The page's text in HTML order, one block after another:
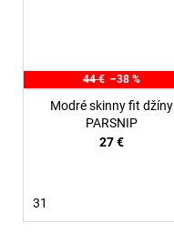
44 € –38 %
Modré skinny fit džíny
PARSNIP
27 €
31